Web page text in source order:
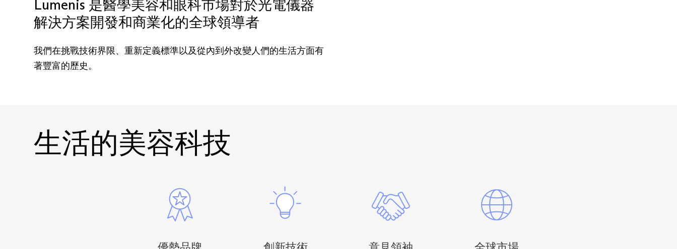
Lumenis 是醫學美容和眼科市場對於光電儀器
解決方案開發和商業化的全球領導者
我們在挑戰技術界限、重新定義標準以及從內到外改變人們的生活方面有
著豐富的歷史。
生活的美容科技